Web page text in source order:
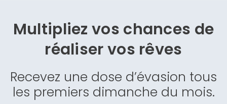
Multipliez vos chances de
réaliser vos rêves
Recevez une dose d’évasion tous
les premiers dimanche du mois.